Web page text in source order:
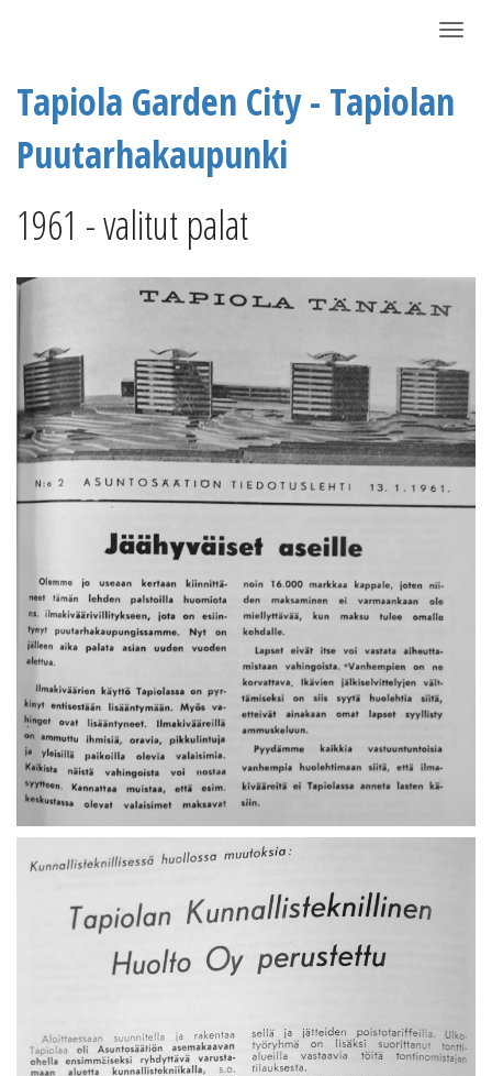
Tapiola Garden City - Tapiolan
Puutarhakaupunki
1961 - valitut palat